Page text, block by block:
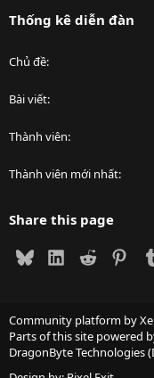
Thống kê diễn đàn
Chủ đề
Bài viết
Thành viên
Thành viên mới nhất
Share this page
BlueskyLinkedIn
Reddit
Community platform by
Parts of this site powered
DragonByte Technologies(